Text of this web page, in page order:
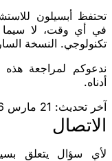
تحتفظ أبسيلون
في أي وقت، لا سيما
تكنولوجي. النسخة
ندعوكم لمراجعة هذه
أدناه.
آخر تحديث: 21 مارس 2026
الاتصال
لأي سؤال يتعلق